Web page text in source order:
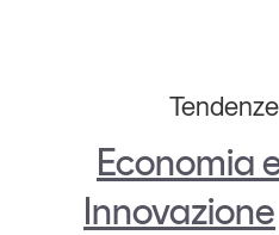
Economia
Innovazione